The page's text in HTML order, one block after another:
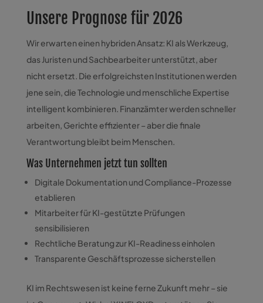
Unsere Prognose für 2026
Wir erwarten einen hybriden Ansatz: KI als Werkzeug,
das Juristen und Sachbearbeiter unterstützt, aber
nicht ersetzt. Die erfolgreichsten Institutionen werden
jene sein, die Technologie und menschliche Expertise
intelligent kombinieren. Finanzämter werden schneller
arbeiten, Gerichte effizienter – aber die finale
Verantwortung bleibt beim Menschen.
Was Unternehmen jetzt tun sollten
Digitale Dokumentation und Compliance-Prozesse
etablieren
Mitarbeiter für KI-gestützte Prüfungen
sensibilisieren
Rechtliche Beratung zur KI-Readiness einholen
Transparente Geschäftsprozesse sicherstellen
KI im Rechtswesen ist keine ferne Zukunft mehr – sie